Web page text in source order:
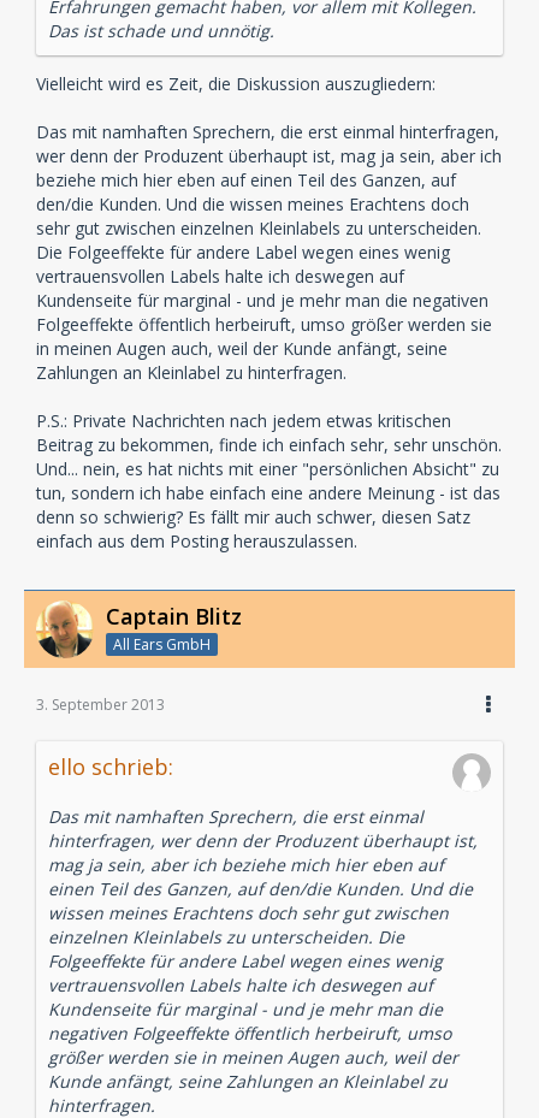
Erfahrungen gemacht haben, vor allem mit Kollegen.
Das ist schade und unnötig.
Vielleicht wird es Zeit, die Diskussion auszugliedern:
Das mit namhaften Sprechern, die erst einmal hinterfragen,
wer denn der Produzent überhaupt ist, mag ja sein, aber ich
beziehe mich hier eben auf einen Teil des Ganzen, auf
den/die Kunden. Und die wissen meines Erachtens doch
sehr gut zwischen einzelnen Kleinlabels zu unterscheiden.
Die Folgeeffekte für andere Label wegen eines wenig
vertrauensvollen Labels halte ich deswegen auf
Kundenseite für marginal - und je mehr man die negativen
Folgeeffekte öffentlich herbeiruft, umso größer werden sie
in meinen Augen auch, weil der Kunde anfängt, seine
Zahlungen an Kleinlabel zu hinterfragen.
P.S.: Private Nachrichten nach jedem etwas kritischen
Beitrag zu bekommen, finde ich einfach sehr, sehr unschön.
Und... nein, es hat nichts mit einer "persönlichen Absicht" zu
tun, sondern ich habe einfach eine andere Meinung - ist das
denn so schwierig? Es fällt mir auch schwer, diesen Satz
einfach aus dem Posting herauszulassen.
Captain Blitz
All Ears GmbH
3. September 2013
ello schrieb:
Das mit namhaften Sprechern, die erst einmal
hinterfragen, wer denn der Produzent überhaupt ist,
mag ja sein, aber ich beziehe mich hier eben auf
einen Teil des Ganzen, auf den/die Kunden. Und die
wissen meines Erachtens doch sehr gut zwischen
einzelnen Kleinlabels zu unterscheiden. Die
Folgeeffekte für andere Label wegen eines wenig
vertrauensvollen Labels halte ich deswegen auf
Kundenseite für marginal - und je mehr man die
negativen Folgeeffekte öffentlich herbeiruft, umso
größer werden sie in meinen Augen auch, weil der
Kunde anfängt, seine Zahlungen an Kleinlabel zu
hinterfragen.